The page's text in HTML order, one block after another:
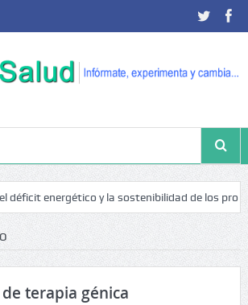
energético y la sostenibilidad de los
terapia génica